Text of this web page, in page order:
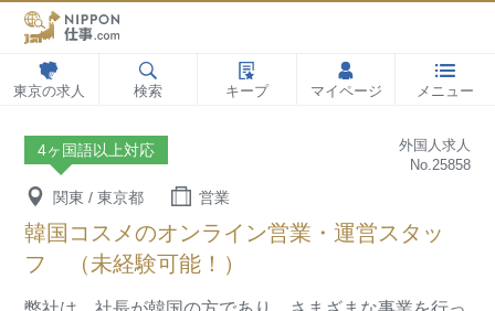
東京の求人 検索 キープ マイページ メニュー
4ヶ国語以上対応
外国人求人
No.25858
関東 / 東京都 営業
韓国コスメのオンライン営業・運営スタッ
フ （未経験可能！）